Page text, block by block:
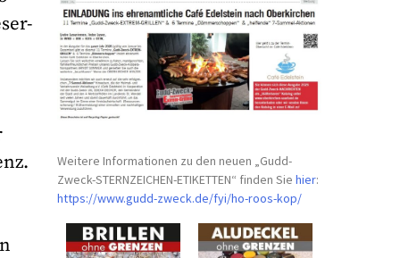
Weitere Informationen zu den neuen „Gudd-
Zweck-STERNZEICHEN-ETIKETTEN“ finden Siehier:
https://www.gudd-zweck.de/fyi/ho-roos-kop/